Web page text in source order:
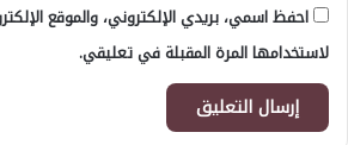
احفظ اسمي، بريدي الإلكتروني، والموقع
لاستخدامها المرة المقبلة في تعليقي.